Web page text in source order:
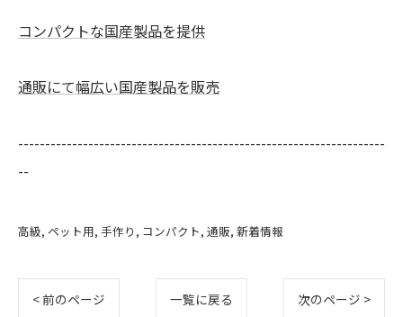
コンパクトな国産製品を提供
通販にて幅広い国産製品を販売
--------------------------------------------------------------------
--
高級 ペット用 手作り コンパクト 通販 新着情報
< 前のページ 一覧に戻る 次のページ >